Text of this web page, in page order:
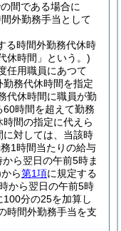
間である場合に
外勤務手当として
る時間外勤務代休時
休時間」という。)
任用職員にあつて
務代休時間を指定
代休時間に職員が勤
60時間を超えて勤務
間の指定に代えら
対しては、当該時
1時間当たりの給与
ら翌日の午前5時ま
から第1項に規定する
から翌日の午前5時
100分の25を加算し
時間外勤務手当を支